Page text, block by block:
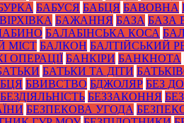
БАБУСЯ БАБЦЯ БАВОВНА
БАЖАННЯ БАЗА БАЗА
БАЛАБІНСЬКА КОСА
МІСТ БАЛКОН БАЛТІЙСЬКИЙ
ОПЕРАЦІЇ БАНКІРИ БАНКНОТА
БАТЬКИ ТА ДІТИ
БВИВСТВО БДЖОЛЯР БЕЗ
БЕЗДІЯЛЬНІСТЬ БЕЗЗАКОННЯ
БЕЗПЕКОВА УГОДА